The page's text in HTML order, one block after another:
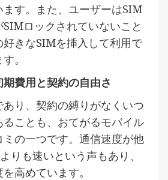
す。また、ユーザーはSIM
ロックされていないこと
好きなSIMを挿入して利用で
。
期費用と契約の自由さ
り、契約の縛りがなくいつ
ことも、おてがるモバイル
の一つです。通信速度が他
りも速いという声もあり、
高めています。